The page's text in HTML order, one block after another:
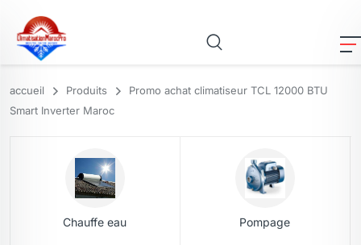
accueil Produits
Promo achat climatiseur TCL 12000 BTU
Smart Inverter Maroc
Chauffe eau Pompage